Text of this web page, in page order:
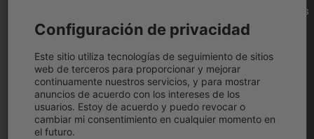
Frecuentes
física
Contacto
Festool
Herramientas
a Bateria
Aspiradores
a Batería
Lijadoras
Festool
2025
Festool
Cashback
Política
cookies
Política
de
privacidad
Condiciones
de
Madrid,
Madrid
Llámanos
ahora
916 97
reservados
Configuración de privacidad
Este sitio utiliza tecnologías de seguimiento de sitios
web de terceros para proporcionar y mejorar
continuamente nuestros servicios, y para mostrar
anuncios de acuerdo con los intereses de los
usuarios. Estoy de acuerdo y puedo revocar o
cambiar mi consentimiento en cualquier momento en
el futuro.